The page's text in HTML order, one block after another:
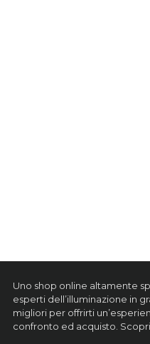
Uno shop online altamente
esperti dell’illuminazione in
migliori per offrirti
confronto ed acquisto.